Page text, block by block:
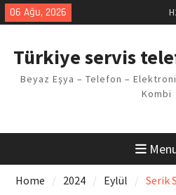
Skip
to
06 Ağu, 2026
Türkiye servis
Beyaz Eşya – Telefon –
Kombi
Home 2024 Eylül Serik